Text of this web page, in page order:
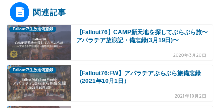
関連記事
Fallout76生放送備忘録
【Fallout76】CAMP新天地を探してぶらぶら旅〜
アパラチア放浪記・備忘録(3月19日)〜
2020年3月20日
Fallout76生放送備忘録
【Fallout76:FW】アパラチアぶらぶら旅備忘録
（2021年10月1日）
2021年10月2日